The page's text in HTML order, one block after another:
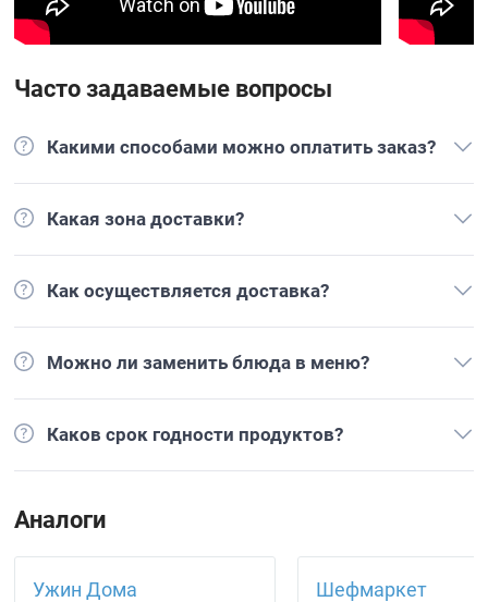
Часто задаваемые вопросы
Какими способами можно оплатить заказ?
Какая зона доставки?
Как осуществляется доставка?
Можно ли заменить блюда в меню?
Каков срок годности продуктов?
Аналоги
Ужин Дома Шефмаркет